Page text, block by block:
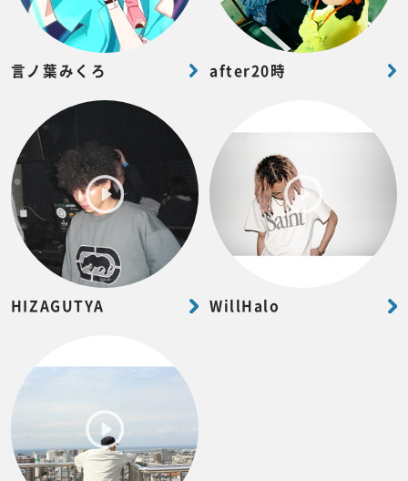
言ノ葉みくろ after20時
HIZAGUTYA WillHalo